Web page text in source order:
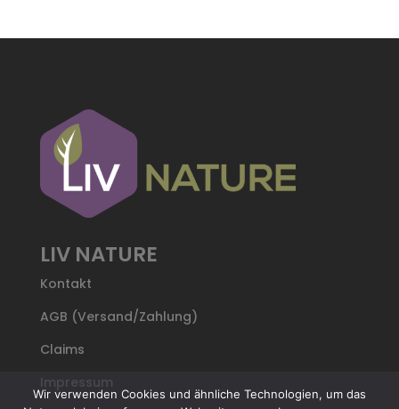
LIV NATURE
Kontakt
AGB (Versand/Zahlung)
Claims
Impressum
Wir verwenden Cookies und ähnliche Technologien, um das